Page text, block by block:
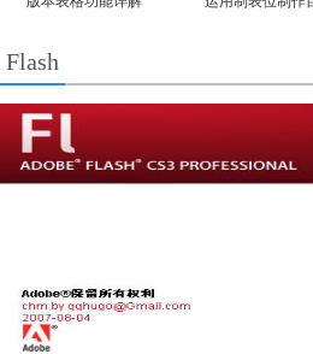
Flash